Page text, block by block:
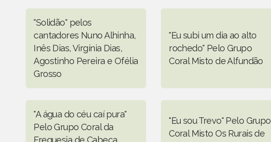
"Solidão" pelos
cantadores Nuno Alhinha,
Inês Dias, Virgínia Dias,
Agostinho Pereira e Ofélia
Grosso
"Eu subi um dia ao alto
rochedo" Pelo Grupo
Coral Misto de Alfundão
"A água do céu caí pura"
Pelo Grupo Coral da
Freguesia de Cabeça
"Eu sou Trevo" Pelo Grupo
Coral Misto Os Rurais de